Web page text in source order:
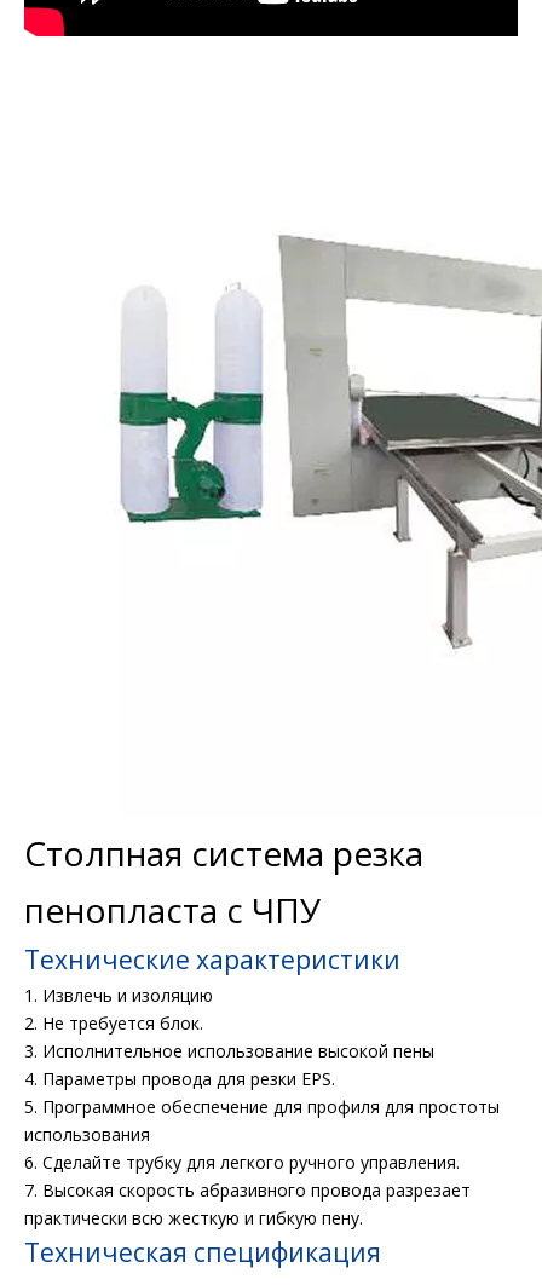
Столпная система резка
пенопласта с ЧПУ
Технические характеристики
1. Извлечь и изоляцию
2. Не требуется блок.
3. Исполнительное использование высокой пены
4. Параметры провода для резки EPS.
5. Программное обеспечение для профиля для простоты
использования
6. Сделайте трубку для легкого ручного управления.
7. Высокая скорость абразивного провода разрезает
практически всю жесткую и гибкую пену.
Техническая спецификация